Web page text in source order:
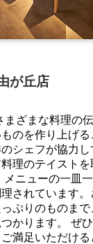
が丘店
まざまな料理の
のを作り上げ
シェフが協力し
理のテイスト
メニューの一皿
されています
ぷりのものま
かります。 ぜ
満足いただける